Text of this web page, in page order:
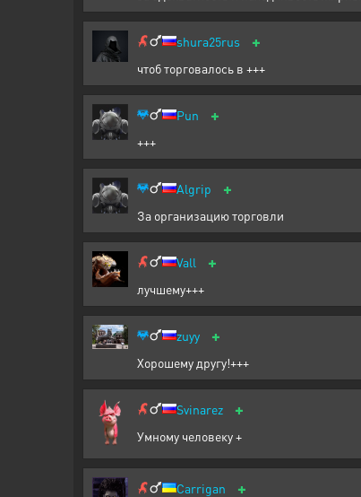
shura25rus +
чтоб торговалось в +++
Pun +
+++
Algrip +
За организацию торговли
Vall +
лучшему+++
zuyy +
Хорошему другу!+++
Svinarez +
Умному человеку +
Carrigan +